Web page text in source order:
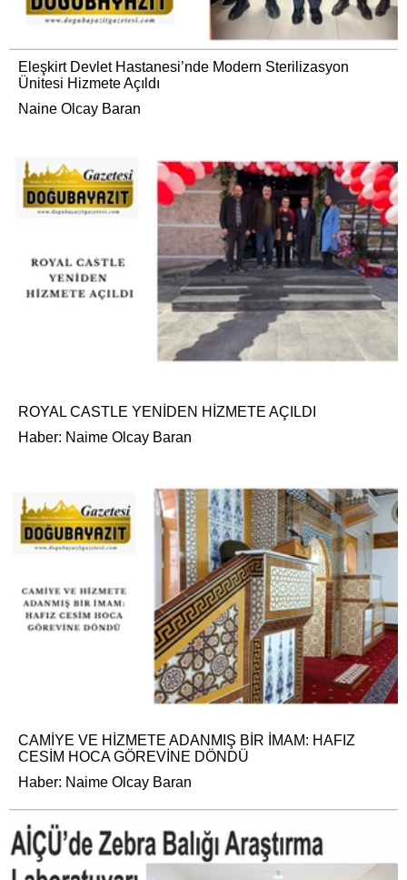
Eleşkirt Devlet Hastanesi’nde Modern Sterilizasyon
Ünitesi Hizmete Açıldı
Naine Olcay Baran
ROYAL CASTLE YENİDEN HİZMETE AÇILDI
Haber: Naime Olcay Baran
CAMİYE VE HİZMETE ADANMIŞ BİR İMAM: HAFIZ
CESİM HOCA GÖREVİNE DÖNDÜ
Haber: Naime Olcay Baran